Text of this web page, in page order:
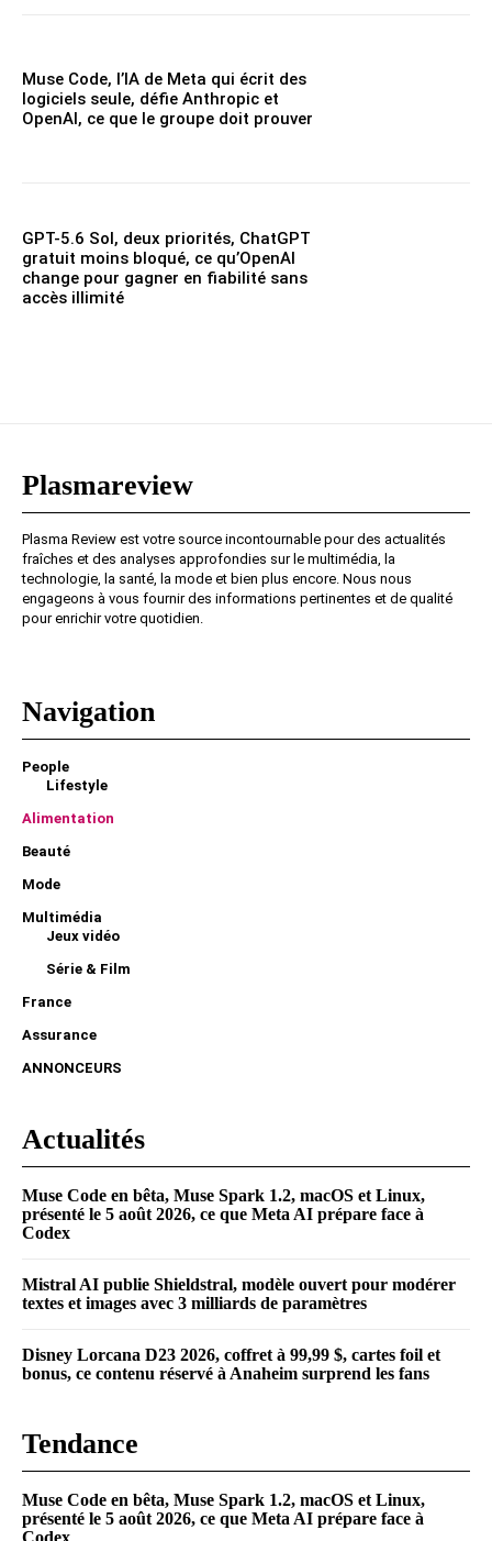
Muse Code, l’IA de Meta qui écrit des
logiciels seule, défie Anthropic et
OpenAI, ce que le groupe doit prouver
GPT-5.6 Sol, deux priorités, ChatGPT
gratuit moins bloqué, ce qu’OpenAI
change pour gagner en fiabilité sans
accès illimité
Plasmareview
Plasma Review est votre source incontournable pour des actualités
fraîches et des analyses approfondies sur le multimédia, la
technologie, la santé, la mode et bien plus encore. Nous nous
engageons à vous fournir des informations pertinentes et de qualité
pour enrichir votre quotidien.
Navigation
People
Lifestyle
Alimentation
Beauté
Mode
Multimédia
Jeux vidéo
Série & Film
France
Assurance
ANNONCEURS
Actualités
Muse Code en bêta, Muse Spark 1.2, macOS et Linux,
présenté le 5 août 2026, ce que Meta AI prépare face à
Codex
Mistral AI publie Shieldstral, modèle ouvert pour modérer
textes et images avec 3 milliards de paramètres
Disney Lorcana D23 2026, coffret à 99,99 $, cartes foil et
bonus, ce contenu réservé à Anaheim surprend les fans
Tendance
Muse Code en bêta, Muse Spark 1.2, macOS et Linux,
présenté le 5 août 2026, ce que Meta AI prépare face à
Codex